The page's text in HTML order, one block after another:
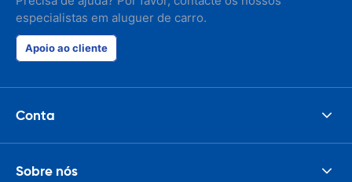
especialistas em aluguer de carro.
Apoio ao cliente
Conta
Sobre nós